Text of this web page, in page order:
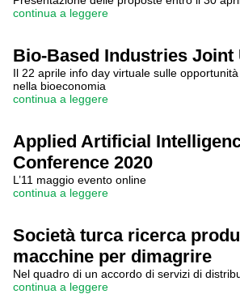
continua a leggere
Bio-Based Industries Joint
Il 22 aprile info day virtuale sulle
nella bioeconomia
continua a leggere
Applied Artificial
Conference 2020
L’11 maggio evento online
continua a leggere
Società turca ricerca
macchine per dimagrire
Nel quadro di un accordo di servizi di
continua a leggere